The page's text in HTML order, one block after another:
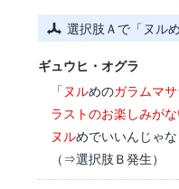
選択肢Ａで「ヌル
ギュウヒ・オグラ
「ヌルめのガラムマサ
ラストのお楽しみが
ヌルめでいいんじゃな
（⇒選択肢Ｂ発生）